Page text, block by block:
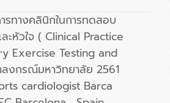
รทางคลินิกในการทดสอบ
ะหัวใจ ( Clinical Practice
Exercise Testing and
งกรณ์มหาวิทยาลัย 2561
cardiologist Barca